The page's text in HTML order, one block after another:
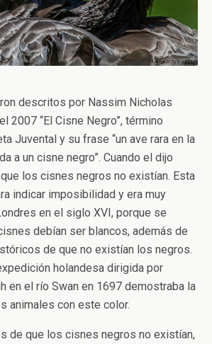
descritos por Nassim Nicholas
2007 “El Cisne Negro”, término
Juvental y su frase “un ave rara en la
a un cisne negro”. Cuando el dijo
los cisnes negros no existían. Esta
indicar imposibilidad y era muy
en el siglo XVI, porque se
debían ser blancos, además de
de que no existían los negros.
holandesa dirigida por
en el río Swan en 1697 demostraba la
animales con este color.
de que los cisnes negros no existían,